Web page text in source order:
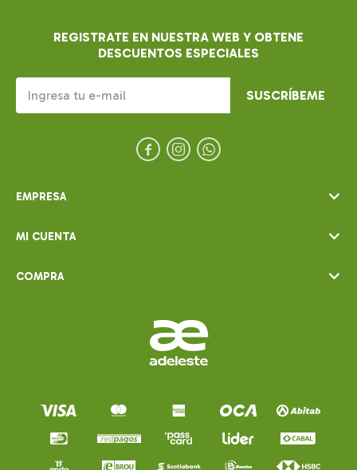
EMPRESA
MI CUENTA
COMPRA
REGISTRATE EN NUESTRA WEB Y OBTENE
DESCUENTOS ESPECIALES
SUSCRÍBEME
  